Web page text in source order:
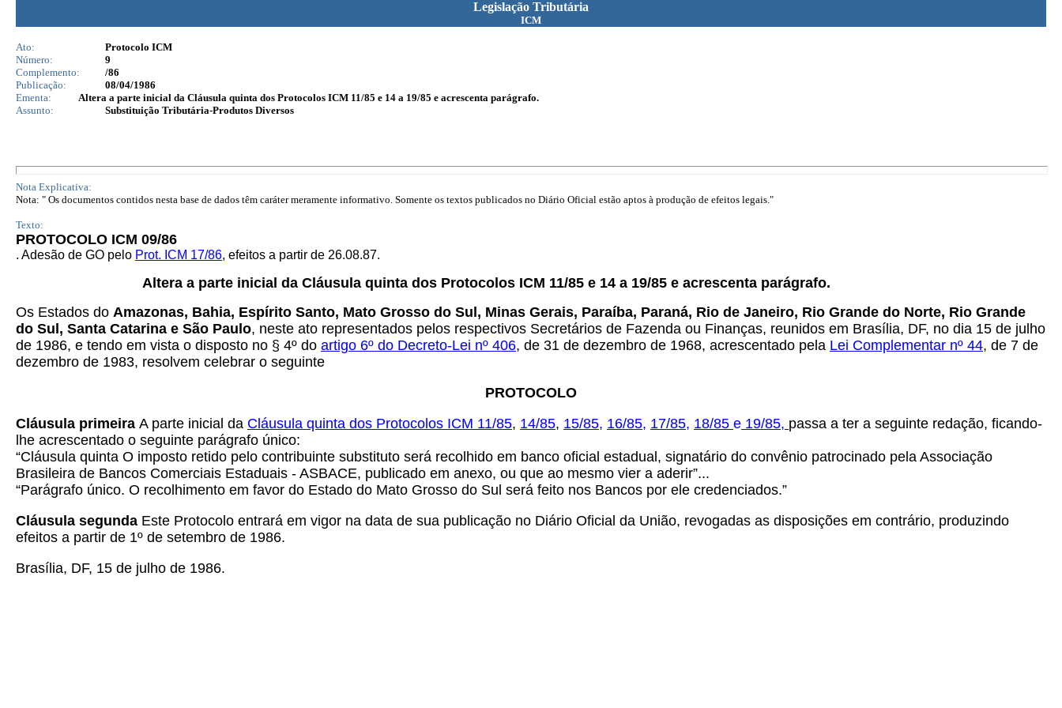
Legislação Tributária
ICM
Ato:
Protocolo ICM
Número:
9
Complemento:
/86
Publicação:
08/04/1986
Ementa:
Altera a parte inicial da Cláusula quinta dos Protocolos ICM 11/85 e 14 a 19/85 e acrescenta parágrafo.
Assunto:
Substituição Tributária-Produtos Diversos
Nota Explicativa:
Nota: " Os documentos contidos nesta base de dados têm caráter meramente informativo. Somente os textos publicados no Diário Oficial estão aptos à produção de efeitos legais."
Texto:
PROTOCOLO ICM 09/86
. Adesão de GO pelo Prot. ICM 17/86, efeitos a partir de 26.08.87.
Altera a parte inicial da Cláusula quinta dos Protocolos ICM 11/85 e 14 a 19/85 e acrescenta parágrafo.
Os Estados do Amazonas, Bahia, Espírito Santo, Mato Grosso do Sul, Minas Gerais, Paraíba, Paraná, Rio de Janeiro, Rio Grande do Norte, Rio Grande
do Sul, Santa Catarina e São Paulo, neste ato representados pelos respectivos Secretários de Fazenda ou Finanças, reunidos em Brasília, DF, no dia 15 de julho
de 1986, e tendo em vista o disposto no § 4º do artigo 6º do Decreto-Lei nº 406, de 31 de dezembro de 1968, acrescentado pela Lei Complementar nº 44, de 7 de
dezembro de 1983, resolvem celebrar o seguinte
PROTOCOLO
Cláusula primeira A parte inicial da Cláusula quinta dos Protocolos ICM 11/85, 14/85, 15/85, 16/85, 17/85, 18/85 e 19/85, passa a ter a seguinte redação, ficando-
lhe acrescentado o seguinte parágrafo único:
“Cláusula quinta O imposto retido pelo contribuinte substituto será recolhido em banco oficial estadual, signatário do convênio patrocinado pela Associação
Brasileira de Bancos Comerciais Estaduais - ASBACE, publicado em anexo, ou que ao mesmo vier a aderir”...
“Parágrafo único. O recolhimento em favor do Estado do Mato Grosso do Sul será feito nos Bancos por ele credenciados.”
Cláusula segunda Este Protocolo entrará em vigor na data de sua publicação no Diário Oficial da União, revogadas as disposições em contrário, produzindo
efeitos a partir de 1º de setembro de 1986.
Brasília, DF, 15 de julho de 1986.